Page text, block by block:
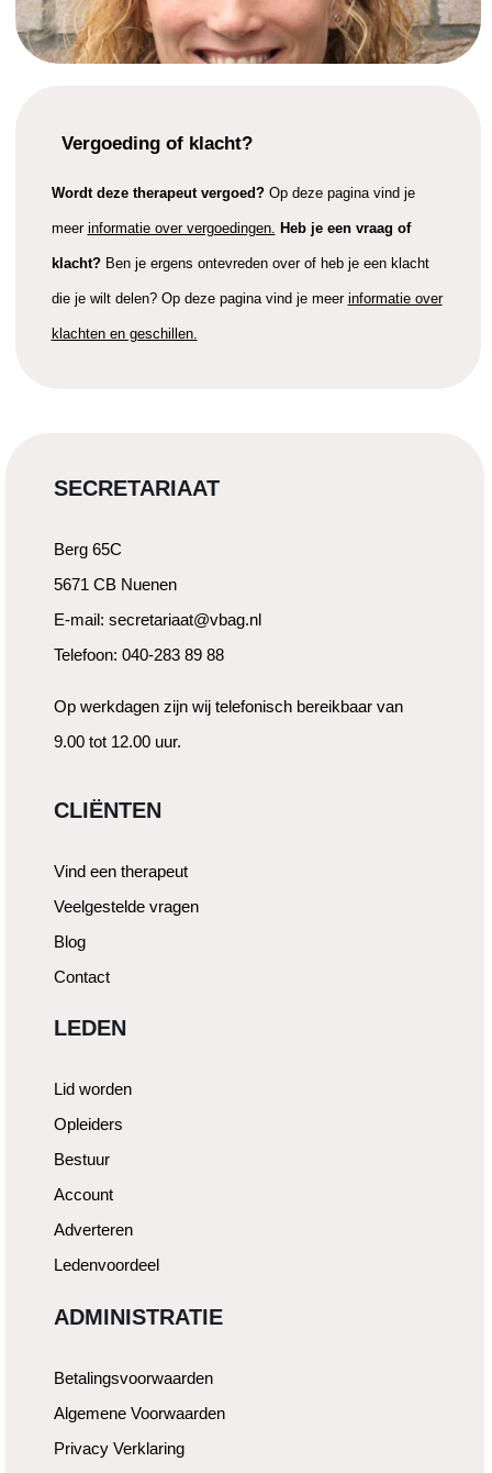
Vergoeding of klacht?
Wordt deze therapeut vergoed?Op deze pagina vind je
meer informatie over vergoedingen. Heb je een vraag of
klacht? Ben je ergens ontevreden over of heb je een klacht
die je wilt delen? Op deze pagina vind je meer informatie over
klachten en geschillen.
SECRETARIAAT
Berg 65C
5671 CB Nuenen
E-mail: secretariaat@vbag.nl
Telefoon: 040-283 89 88
Op werkdagen zijn wij telefonisch bereikbaar van
9.00 tot 12.00 uur.
CLIËNTEN
Vind een therapeut
Veelgestelde vragen
Blog
Contact
LEDEN
Lid worden
Opleiders
Bestuur
Account
Adverteren
Ledenvoordeel
ADMINISTRATIE
Betalingsvoorwaarden
Algemene Voorwaarden
Privacy Verklaring